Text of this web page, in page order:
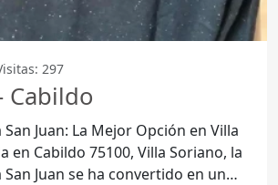
297
Cabildo
Juan: La Mejor Opción en Villa
San Juan se ha convertido en un